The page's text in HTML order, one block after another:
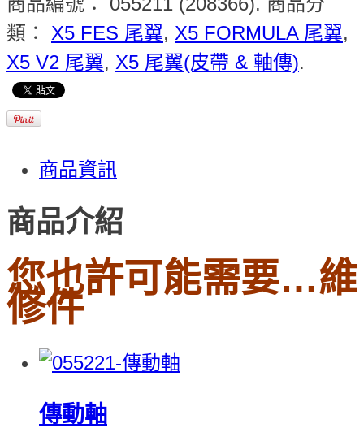
類： X5 FES 尾翼, X5 FORMULA 尾翼,
X5 V2 尾翼, X5 尾翼(皮帶 & 軸傳).
商品資訊
商品介紹
您也許可能需要…維
修件
傳動軸